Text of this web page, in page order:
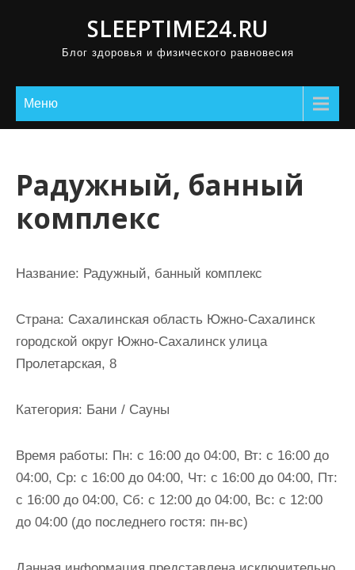
SLEEPTIME24.RU
Блог здоровья и физического равновесия
Меню
Радужный, банный
комплекс
Название: Радужный, банный комплекс
Страна: Сахалинская область Южно-Сахалинск
городской округ Южно-Сахалинск улица
Пролетарская, 8
Категория: Бани / Сауны
Время работы: Пн: с 16:00 до 04:00, Вт: с 16:00 до
04:00, Ср: с 16:00 до 04:00, Чт: с 16:00 до 04:00, Пт:
с 16:00 до 04:00, Сб: с 12:00 до 04:00, Вс: с 12:00
до 04:00 (до последнего гостя: пн-вс)